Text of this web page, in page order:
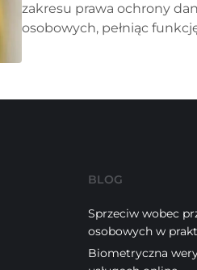
zakresu prawa ochrony
osobowych, pełniąc
BLOG
Sprzeciw wobec
osobowych w
Biometryczna